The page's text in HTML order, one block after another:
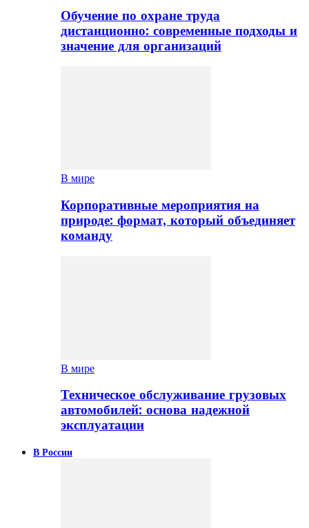
Обучение по охране труда
дистанционно: современные подходы и
значение для организаций
В мире
Корпоративные мероприятия на
природе: формат, который объединяет
команду
В мире
Техническое обслуживание грузовых
автомобилей: основа надежной
эксплуатации
В России